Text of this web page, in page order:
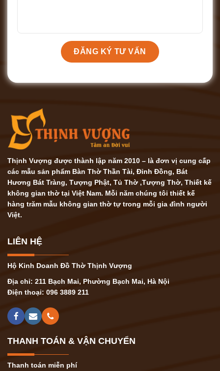
Thịnh Vượng được thành lập năm 2010 – là đơn vị cung cấp
các mẫu sản phẩm Bàn Thờ Thần Tài, Đỉnh Đồng, Bát
Hương Bát Tràng, Tượng Phật, Tủ Thờ ,Tượng Thờ, Thiết kế
không gian thờ tại Việt Nam. Mỗi năm chúng tôi thiết kế
hàng trăm mẫu không gian thờ tự trong mỗi gia đình người
Việt.
LIÊN HỆ
Hộ Kinh Doanh Đồ Thờ Thịnh Vượng
Địa chỉ: 211 Bạch Mai, Phường Bạch Mai, Hà Nội
Điện thoại: 096 3889 211
THANH TOÁN & VẬN CHUYỂN
Thanh toán miễn phí